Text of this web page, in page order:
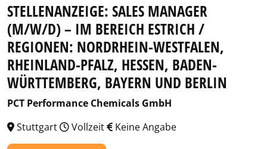
STELLENANZEIGE: SALES MANAGER
(M/W/D) – IM BEREICH ESTRICH /
REGIONEN: NORDRHEIN-WESTFALEN,
RHEINLAND-PFALZ, HESSEN, BADEN-
WÜRTTEMBERG, BAYERN UND BERLIN
PCT Performance Chemicals GmbH
Stuttgart
Vollzeit Keine Angabe